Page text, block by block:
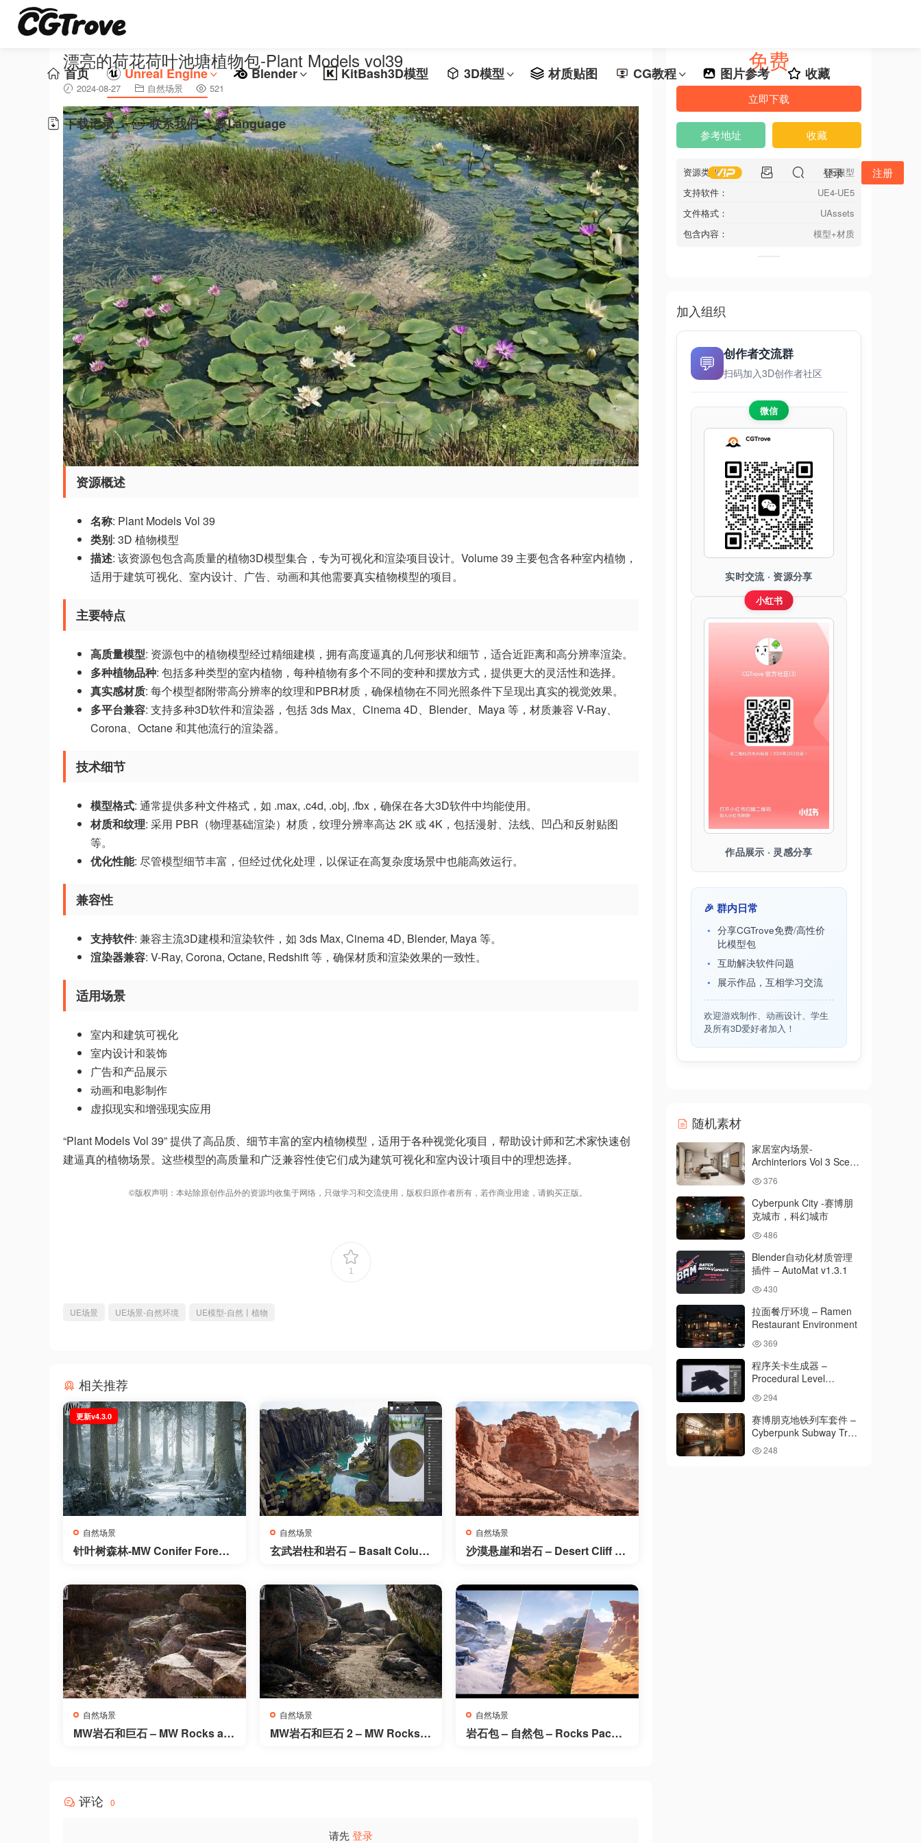
首页 Unreal Engine Blender KitBash3D模型 3D模型 材质贴图 CG教程 图片参考 收藏
下载记录 联系我们 🌐 Language
登录 注册
漂亮的荷花荷叶池塘植物包-Plant Models vol39
2024-08-27 自然场景 521
资源概述
名称: Plant Models Vol 39
类别: 3D 植物模型
描述: 该资源包包含高质量的植物3D模型集合，专为可视化和渲染项目设计。Volume 39 主要包含各种室内植物，
适用于建筑可视化、室内设计、广告、动画和其他需要真实植物模型的项目。
主要特点
高质量模型: 资源包中的植物模型经过精细建模，拥有高度逼真的几何形状和细节，适合近距离和高分辨率渲染。
多种植物品种: 包括多种类型的室内植物，每种植物有多个不同的变种和摆放方式，提供更大的灵活性和选择。
真实感材质: 每个模型都附带高分辨率的纹理和PBR材质，确保植物在不同光照条件下呈现出真实的视觉效果。
多平台兼容: 支持多种3D软件和渲染器，包括 3ds Max、Cinema 4D、Blender、Maya 等，材质兼容 V-Ray、
Corona、Octane 和其他流行的渲染器。
技术细节
模型格式: 通常提供多种文件格式，如 .max, .c4d, .obj, .fbx，确保在各大3D软件中均能使用。
材质和纹理: 采用 PBR（物理基础渲染）材质，纹理分辨率高达 2K 或 4K，包括漫射、法线、凹凸和反射贴图
等。
优化性能: 尽管模型细节丰富，但经过优化处理，以保证在高复杂度场景中也能高效运行。
兼容性
支持软件: 兼容主流3D建模和渲染软件，如 3ds Max, Cinema 4D, Blender, Maya 等。
渲染器兼容: V-Ray, Corona, Octane, Redshift 等，确保材质和渲染效果的一致性。
适用场景
室内和建筑可视化
室内设计和装饰
广告和产品展示
动画和电影制作
虚拟现实和增强现实应用
“Plant Models Vol 39” 提供了高品质、细节丰富的室内植物模型，适用于各种视觉化项目，帮助设计师和艺术家快速创
建逼真的植物场景。这些模型的高质量和广泛兼容性使它们成为建筑可视化和室内设计项目中的理想选择。
©版权声明：本站除原创作品外的资源均收集于网络，只做学习和交流使用，版权归原作者所有，若作商业用途，请购买正版。
1
UE场景 UE场景-自然环境 UE模型-自然丨植物
相关推荐
自然场景
针叶树森林-MW Conifer Forest
更新v4.3.0
自然场景
玄武岩柱和岩石 – Basalt Colum
自然场景
沙漠悬崖和岩石 – Desert Cliff an
自然场景
MW岩石和巨石 – MW Rocks an
自然场景
MW岩石和巨石 2 – MW Rocks a
自然场景
岩石包 – 自然包 – Rocks Pack –
评论 0
请先登录
免费
立即下载
参考地址 收藏
资源类型：
UE模型
支持软件：
UE4-UE5
文件格式：
UAssets
包含内容：
模型+材质
加入组织
💬
创作者交流群
扫码加入3D创作者社区
微信
实时交流 · 资源分享
小红书
作品展示 · 灵感分享
🎉 群内日常
分享CGTrove免费/高性价
比模型包
互助解决软件问题
展示作品，互相学习交流
欢迎游戏制作、动画设计、学生
及所有3D爱好者加入！
随机素材
家居室内场景-
Archinteriors Vol 3 Scene
376
Cyberpunk City -赛博朋
克城市，科幻城市
486
Blender自动化材质管理
插件 – AutoMat v1.3.1
430
拉面餐厅环境 – Ramen
Restaurant Environment
369
程序关卡生成器 –
Procedural Level
294
赛博朋克地铁列车套件 –
Cyberpunk Subway Train
Kit 248